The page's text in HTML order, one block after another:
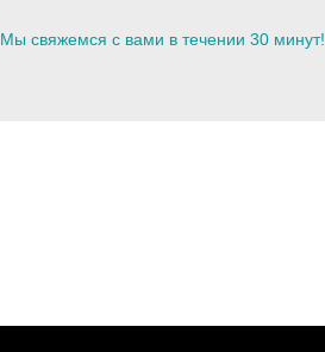
Мы свяжемся с вами в течении 30 минут!